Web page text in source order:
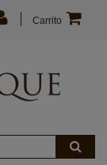
Carrito